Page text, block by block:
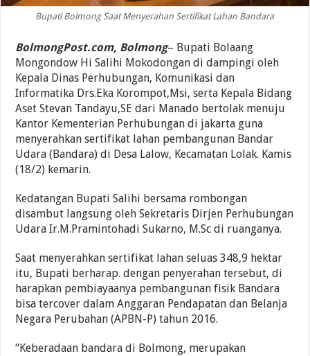
Bupati Bolmong Saat Menyerahan Sertifikat Lahan Bandara
BolmongPost.com, Bolmong– Bupati Bolaang
Mongondow Hi Salihi Mokodongan di dampingi oleh
Kepala Dinas Perhubungan, Komunikasi dan
Informatika Drs.Eka Korompot,Msi, serta Kepala Bidang
Aset Stevan Tandayu,SE dari Manado bertolak menuju
Kantor Kementerian Perhubungan di jakarta guna
menyerahkan sertifikat lahan pembangunan Bandar
Udara (Bandara) di Desa Lalow, Kecamatan Lolak. Kamis
(18/2) kemarin.
Kedatangan Bupati Salihi bersama rombongan
disambut langsung oleh Sekretaris Dirjen Perhubungan
Udara Ir.M.Pramintohadi Sukarno, M.Sc di ruanganya.
Saat menyerahkan sertifikat lahan seluas 348,9 hektar
itu, Bupati berharap. dengan penyerahan tersebut, di
harapkan pembiayaanya pembangunan fisik Bandara
bisa tercover dalam Anggaran Pendapatan dan Belanja
Negara Perubahan (APBN-P) tahun 2016.
“Keberadaan bandara di Bolmong, merupakan